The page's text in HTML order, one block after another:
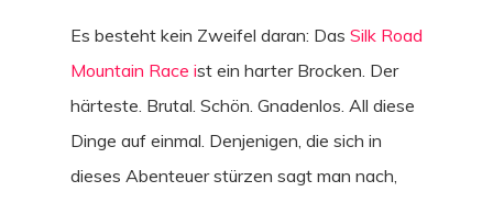
Es besteht kein Zweifel daran: Das Silk Road
Mountain Race ist ein harter Brocken. Der
härteste. Brutal. Schön. Gnadenlos. All diese
Dinge auf einmal. Denjenigen, die sich in
dieses Abenteuer stürzen sagt man nach,